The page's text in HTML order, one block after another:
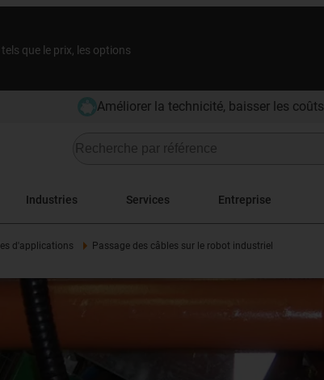
que le prix, les options
Améliorer la technicité, baisser les coûts
Industries Services Entreprise
d'applications Passage des câbles sur le robot industriel